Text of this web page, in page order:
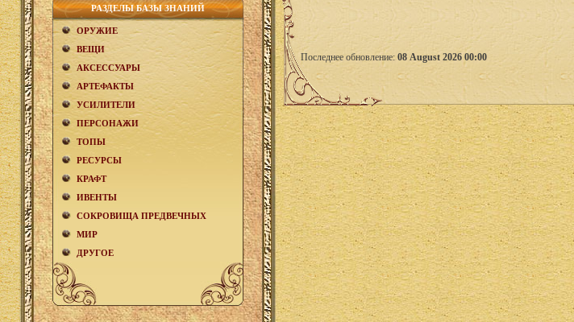
РАЗДЕЛЫ БАЗЫ ЗНАНИЙ
ОРУЖИЕ
ВЕЩИ
АКCЕСCУАРЫ
АРТЕФАКТЫ
УСИЛИТЕЛИ
ПЕРСОНАЖИ
ТОПЫ
РЕСУРСЫ
КРАФТ
ИВЕНТЫ
СОКРОВИЩА ПРЕДВЕЧНЫХ
МИР
ДРУГОЕ
Последнее обновление: 08 August 2026 00:00